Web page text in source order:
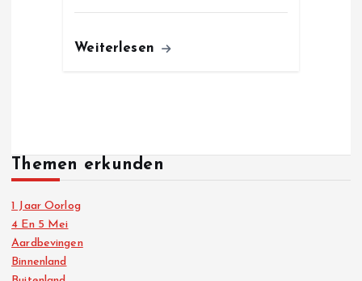
Weiterlesen
Themen erkunden
1 Jaar Oorlog
4 En 5 Mei
Aardbevingen
Binnenland